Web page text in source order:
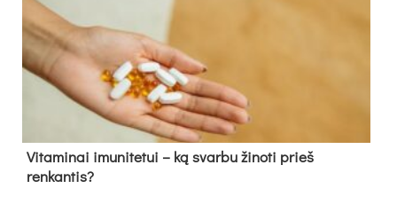
Vitaminai imunitetui – ką svarbu žinoti prieš
renkantis?